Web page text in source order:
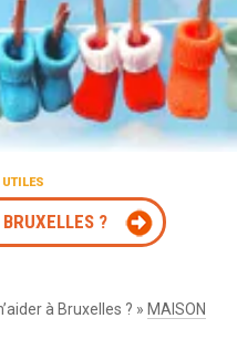
?
à Bruxelles ? » MAISON